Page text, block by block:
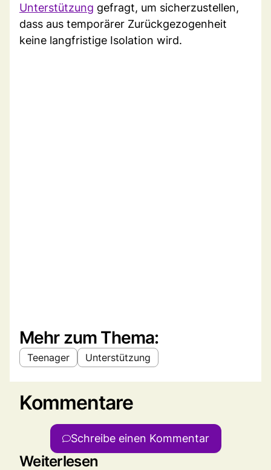
Unterstützung gefragt, um sicherzustellen,
dass aus temporärer Zurückgezogenheit
keine langfristige Isolation wird.
Mehr zum Thema:
Teenager Unterstützung
Kommentare
Schreibe einen Kommentar
Weiterlesen